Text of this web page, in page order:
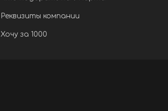
Реквизиты компании
Хочу за 1000